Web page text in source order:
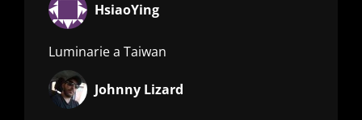
HsiaoYing
Luminarie a Taiwan
Johnny Lizard